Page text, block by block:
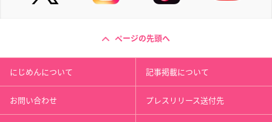
ページの先頭へ
にじめんについて 記事掲載について
お問い合わせ プレスリリース送付先